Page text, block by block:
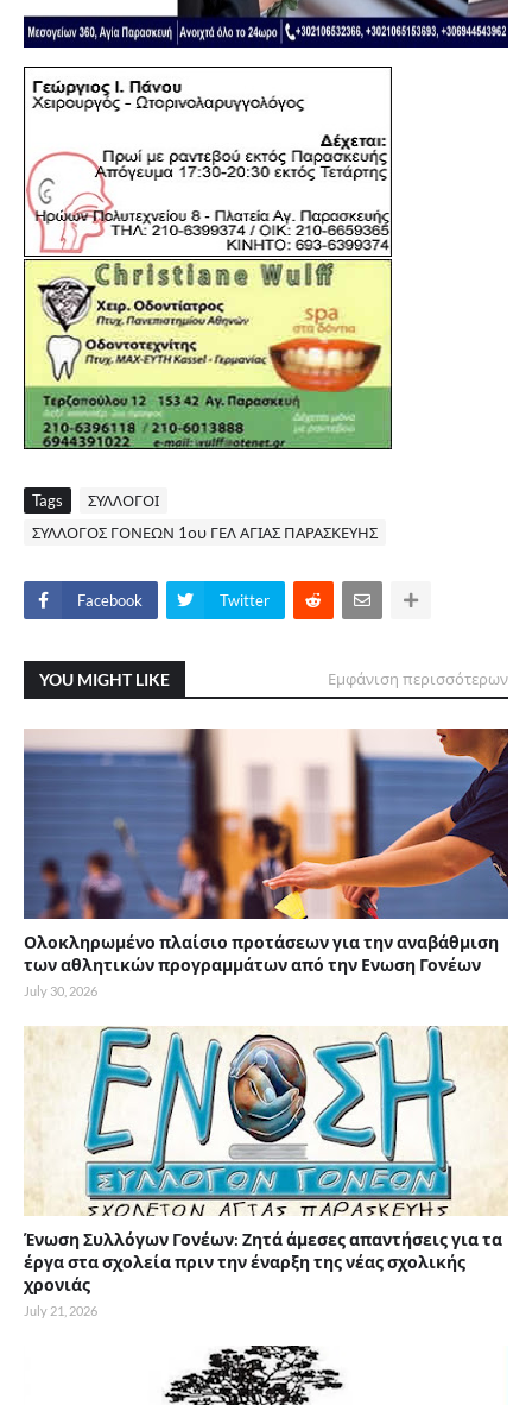
Tags
ΣΥΛΛΟΓΟΙ
ΣΥΛΛΟΓΟΣ ΓΟΝΕΩΝ 1ου ΓΕΛ ΑΓΙΑΣ ΠΑΡΑΣΚΕΥΗΣ
Facebook Twitter
YOU MIGHT LIKE Εμφάνιση περισσότερων
Ολοκληρωμένο πλαίσιο προτάσεων για την αναβάθμιση
των αθλητικών προγραμμάτων από την Ενωση Γονέων
July 30, 2026
Ένωση Συλλόγων Γονέων: Ζητά άμεσες απαντήσεις για τα
έργα στα σχολεία πριν την έναρξη της νέας σχολικής
χρονιάς
July 21, 2026